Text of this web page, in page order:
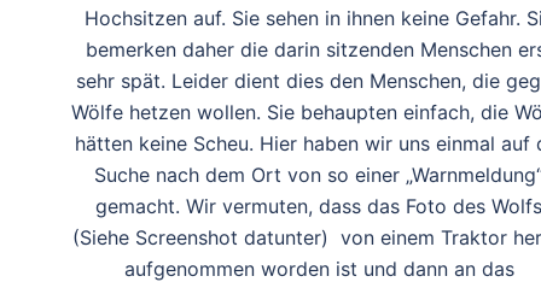
Hochsitzen auf. Sie sehen in ihnen keine Gefahr.
bemerken daher die darin sitzenden Menschen
sehr spät. Leider dient dies den Menschen, die
Wölfe hetzen wollen. Sie behaupten einfach, die
hätten keine Scheu. Hier haben wir uns einmal auf
Suche nach dem Ort von so einer
gemacht. Wir vermuten, dass das Foto des Wolfs
(Siehe Screenshot datunter) von einem Traktor
aufgenommen worden ist und dann an das